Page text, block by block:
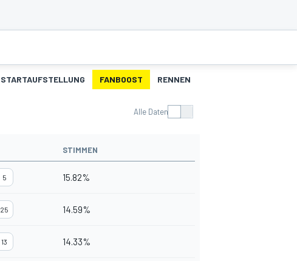
STARTAUFSTELLUNG FANBOOST RENNEN
Alle Daten
STIMMEN
5 15.82%
25 14.59%
13 14.33%